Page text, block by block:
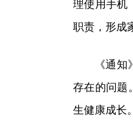
理使用手机
职责，形成
《通
存在的问题
生健康成长。